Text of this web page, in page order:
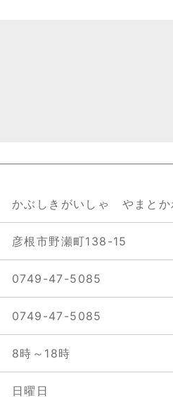
かぶしきがいしゃ やまとか
彦根市野瀬町138-15
0749-47-5085
0749-47-5085
8時～18時
日曜日